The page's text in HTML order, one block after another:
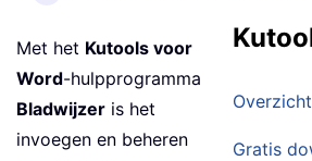
Overzicht
Gratis
Met het Kutools voor
Word-hulpprogramma
Bladwijzer is het
invoegen en beheren